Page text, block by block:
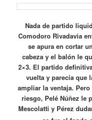
Nada de partido
Comodoro Rivadavia
se apura en cortar
cabeza y el balón le
2×3. El partido
vuelta y parecía que
ampliar la ventaja.
riesgo, Pelé Núñez le
Mescolatti y Pérez